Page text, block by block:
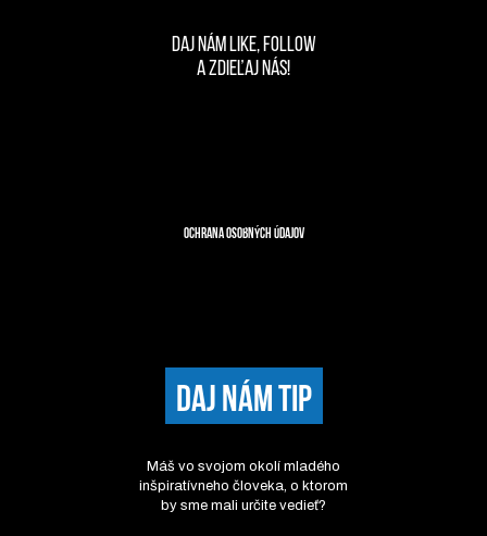
DAJ NÁM LIKE, FOLLOW
A ZDIEĽAJ NÁS!
Ochrana osobných údajov
DAJ NÁM TIP
Máš vo svojom okolí mladého
inšpiratívneho človeka, o ktorom
by sme mali určite vedieť?